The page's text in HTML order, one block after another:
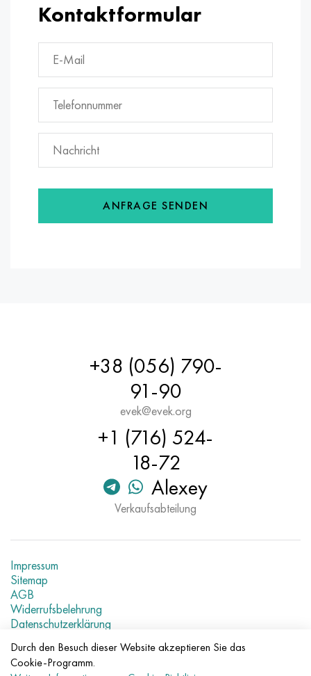
Kontaktformular
ANFRAGE SENDEN
+38 (056) 790-
91-90
evek@evek.org
+1 (716) 524-
18-72
Alexey
Verkaufsabteilung
Impressum
Sitemap
AGB
Widerrufsbelehrung
Datenschutzerklärung
© 2007–2026 «Evek GmbH»
Durch den Besuch dieser Website akzeptieren Sie das
Cookie-Programm.